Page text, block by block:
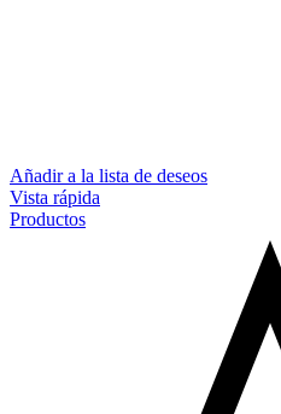
Añadir a la lista de deseos
Vista rápida
Productos